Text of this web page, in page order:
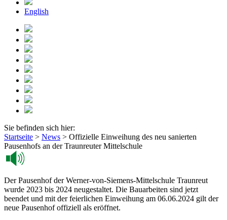
English
Sie befinden sich hier:
Startseite > News > Offizielle Einweihung des neu sanierten
Pausenhofs an der Traunreuter Mittelschule
Der Pausenhof der Werner-von-Siemens-Mittelschule Traunreut
wurde 2023 bis 2024 neugestaltet. Die Bauarbeiten sind jetzt
beendet und mit der feierlichen Einweihung am 06.06.2024 gilt der
neue Pausenhof offiziell als eröffnet.